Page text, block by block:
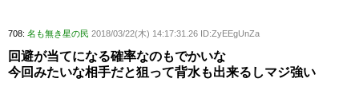
708: 名も無き星の民 2018/03/22(木) 14:17:31.26 ID:ZyEEgUnZa
回避が当てになる確率なのもでかいな
今回みたいな相手だと狙って背水も出来るしマジ強い